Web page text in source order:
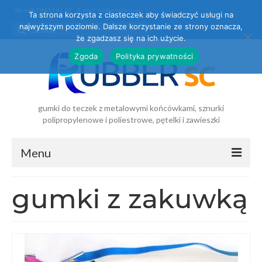
gumki do teczek z metalowymi końcówkami, sznurki
polipropylenowe i poliestrowe, pętelki i zawieszki
Menu
główna
O firmie
Über uns
gumki z zakuwką
Ta strona korzysta z ciasteczek aby świadczyć usługi na
najwyższym poziomie. Dalsze korzystanie ze strony oznacza,
że zgadzasz się na ich użycie.
Zgoda
Polityka prywatności